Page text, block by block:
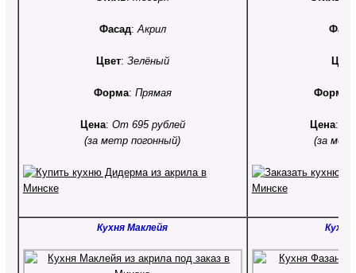
Фасад:Акрил
Цвет: Зелёный
Форма: Прямая
Цена: От 695 рублей
(за метр погонный)
Цвет
Форма
Цена:
(за
Кухня Маклейя Кухня